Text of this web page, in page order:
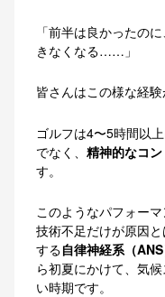
「前半は良かったの
きなくなる……」
皆さんはこの様な経
ゴルフは4〜5時間以
でなく、 精神的なコ
す。
このようなパフォー
技術不足だけが原因と
する自律神経系（
ら初夏にかけて、気
い時期です。